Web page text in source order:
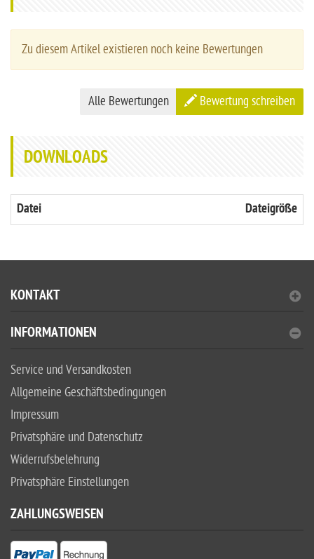
Zu diesem Artikel existieren noch keine Bewertungen
Alle Bewertungen Bewertung schreiben
DOWNLOADS
Datei Dateigröße
KONTAKT
INFORMATIONEN
Service und Versandkosten
Allgemeine Geschäftsbedingungen
Impressum
Privatsphäre und Datenschutz
Widerrufsbelehrung
Privatsphäre Einstellungen
ZAHLUNGSWEISEN